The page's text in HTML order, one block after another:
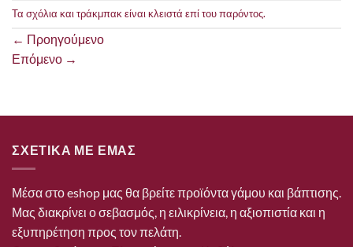
Τα σχόλια και τράκμπακ είναι κλειστά επί του παρόντος.
← Προηγούμενο
Επόμενο →
ΣΧΕΤΙΚΑ ΜΕ ΕΜΑΣ
Μέσα στο eshop μας θα βρείτε προϊόντα γάμου και βάπτισης.
Μας διακρίνει ο σεβασμός, η ειλικρίνεια, η αξιοπιστία και η
εξυπηρέτηση προς τον πελάτη.